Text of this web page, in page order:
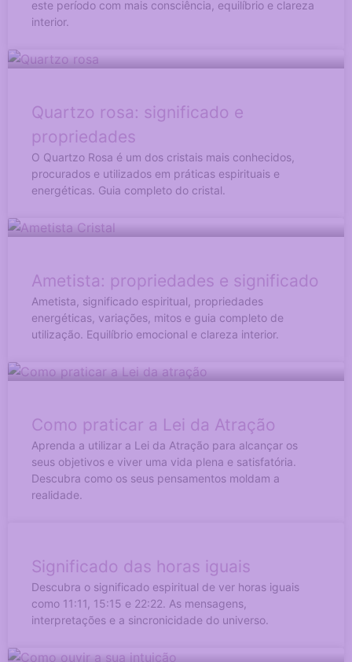
este período com mais consciência, equilíbrio e clareza
interior.
Quartzo rosa: significado e
propriedades
O Quartzo Rosa é um dos cristais mais conhecidos,
procurados e utilizados em práticas espirituais e
energéticas. Guia completo do cristal.
Ametista: propriedades e significado
Ametista, significado espiritual, propriedades
energéticas, variações, mitos e guia completo de
utilização. Equilíbrio emocional e clareza interior.
Como praticar a Lei da Atração
Aprenda a utilizar a Lei da Atração para alcançar os
seus objetivos e viver uma vida plena e satisfatória.
Descubra como os seus pensamentos moldam a
realidade.
Significado das horas iguais
Descubra o significado espiritual de ver horas iguais
como 11:11, 15:15 e 22:22. As mensagens,
interpretações e a sincronicidade do universo.